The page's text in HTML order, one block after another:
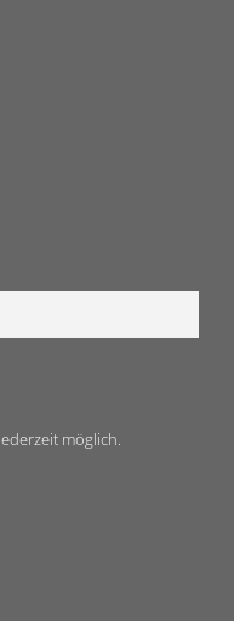
möglich.